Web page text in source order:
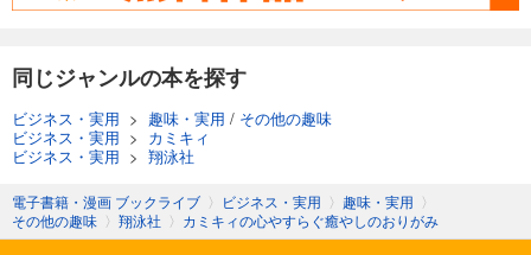
同じジャンルの本を探す
ビジネス・実用 > 趣味・実用 / その他の趣味
ビジネス・実用 > カミキィ
ビジネス・実用 > 翔泳社
電子書籍・漫画 ブックライブ 〉 ビジネス・実用 〉 趣味・実用 〉
その他の趣味 〉 翔泳社 〉 カミキィの心やすらぐ癒やしのおりがみ